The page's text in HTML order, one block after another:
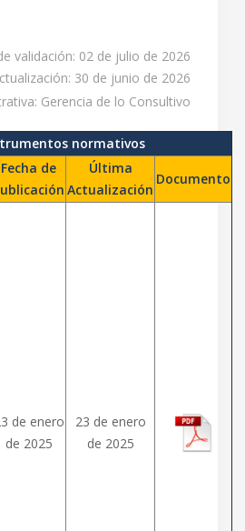
validación: 02 de julio de 2026
30 de junio de 2026
Gerencia de lo Consultivo
normativos
Fecha de
Última
Actualización
Documento
de enero
de 2025
23 de enero
de 2025